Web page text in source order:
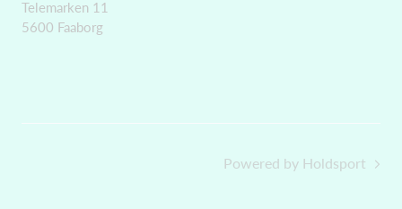
Telemarken 11
5600 Faaborg
Powered by Holdsport